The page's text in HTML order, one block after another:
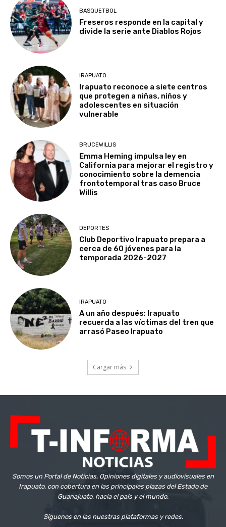
BASQUETBOL
Freseros responde en la capital y
divide la serie ante Diablos Rojos
IRAPUATO
Irapuato reconoce a siete centros
que protegen a niñas, niños y
adolescentes en situación
vulnerable
BRUCEWILLIS
Emma Heming impulsa ley en
California para mejorar el registro y
conocimiento sobre la demencia
frontotemporal tras caso Bruce
Willis
DEPORTES
Club Deportivo Irapuato prepara a
cerca de 60 jóvenes para la
temporada 2026-2027
IRAPUATO
A un año después: Irapuato
recuerda a las víctimas del tren que
arrasó Paseo Irapuato
Cargar más
Somos un Portal de Noticias, Opiniones digitales y audiovisuales en
Irapuato, con cobertura en las principales plazas del Estado de
Guanajuato, hacia el país y el mundo.
Síguenos en las nuestras plataformas y redes.